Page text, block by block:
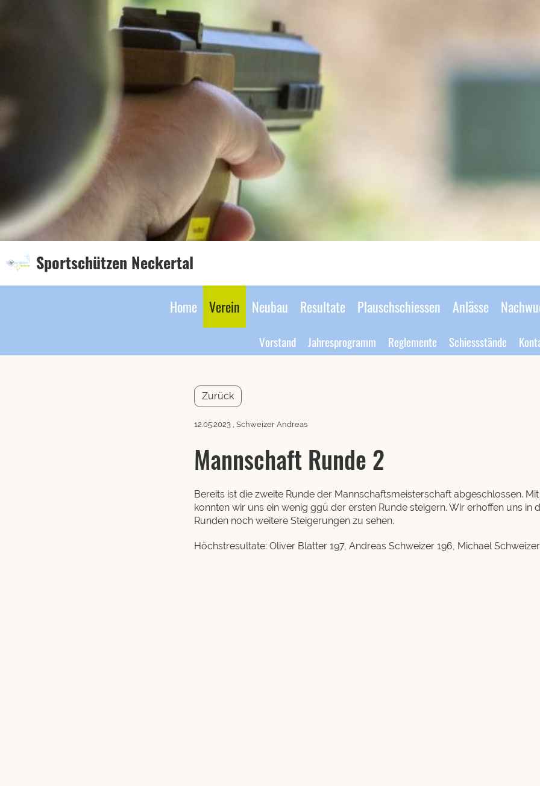
Sportschützen Neckertal
Home Verein Neubau Resultate Plauschschiessen Anlässe
Vorstand Jahresprogramm Reglemente Schiessstände
Zurück
12.05.2023, Schweizer Andreas
Mannschaft Runde 2
Bereits ist die zweite Runde der Mannschaftsmeisterschaft abgeschlossen.
konnten wir uns ein wenig ggü der ersten Runde steigern. Wir erhoffen uns in
Runden noch weitere Steigerungen zu sehen.
Höchstresultate: Oliver Blatter 197, Andreas Schweizer 196, Michael